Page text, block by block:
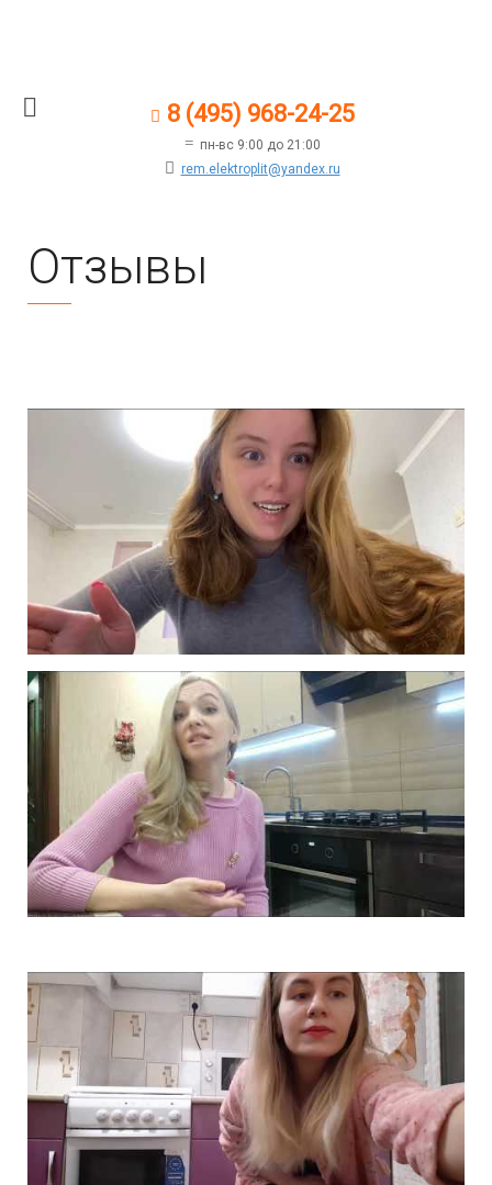
8 (495) 968-24-25
пн-вс 9:00 до 21:00
rem.elektroplit@yandex.ru
Отзывы